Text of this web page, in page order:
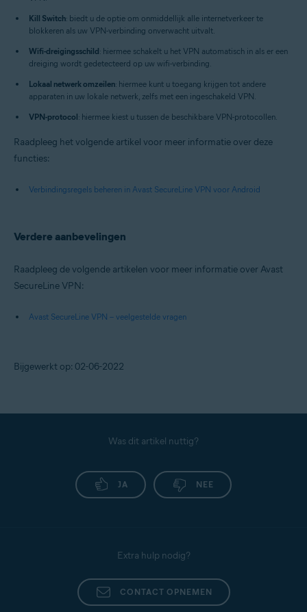
Kill Switch: biedt u de optie om onmiddellijk alle internetverkeer te
blokkeren als uw VPN-verbinding onverwacht uitvalt.
Wifi-dreigingsschild: hiermee schakelt u het VPN automatisch in als er een
dreiging wordt gedetecteerd op uw wifi-verbinding.
Lokaal netwerk omzeilen: hiermee kunt u toegang krijgen tot andere
apparaten in uw lokale netwerk, zelfs met een ingeschakeld VPN.
VPN-protocol: hiermee kiest u tussen de beschikbare VPN-protocollen.
Raadpleeg het volgende artikel voor meer informatie over deze
functies:
Verbindingsregels beheren in Avast SecureLine VPN voor Android
Verdere aanbevelingen
Raadpleeg de volgende artikelen voor meer informatie over Avast
SecureLine VPN:
Avast SecureLine VPN – veelgestelde vragen
Bijgewerkt op: 02-06-2022
Was dit artikel nuttig?
JA NEE
Extra hulp nodig?
CONTACT OPNEMEN